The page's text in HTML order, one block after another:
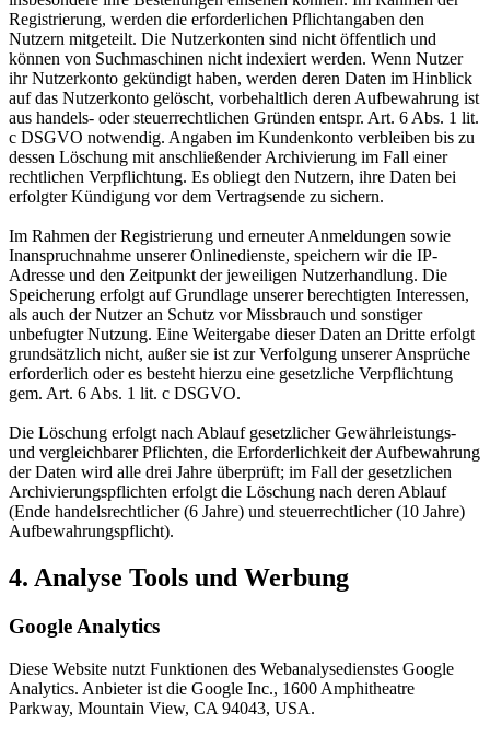
Registrierung, werden die erforderlichen Pflichtangaben den
Nutzern mitgeteilt. Die Nutzerkonten sind nicht öffentlich und
können von Suchmaschinen nicht indexiert werden. Wenn Nutzer
ihr Nutzerkonto gekündigt haben, werden deren Daten im Hinblick
auf das Nutzerkonto gelöscht, vorbehaltlich deren Aufbewahrung ist
aus handels- oder steuerrechtlichen Gründen entspr. Art. 6 Abs. 1 lit.
c DSGVO notwendig. Angaben im Kundenkonto verbleiben bis zu
dessen Löschung mit anschließender Archivierung im Fall einer
rechtlichen Verpflichtung. Es obliegt den Nutzern, ihre Daten bei
erfolgter Kündigung vor dem Vertragsende zu sichern.
Im Rahmen der Registrierung und erneuter Anmeldungen sowie
Inanspruchnahme unserer Onlinedienste, speichern wir die IP-
Adresse und den Zeitpunkt der jeweiligen Nutzerhandlung. Die
Speicherung erfolgt auf Grundlage unserer berechtigten Interessen,
als auch der Nutzer an Schutz vor Missbrauch und sonstiger
unbefugter Nutzung. Eine Weitergabe dieser Daten an Dritte erfolgt
grundsätzlich nicht, außer sie ist zur Verfolgung unserer Ansprüche
erforderlich oder es besteht hierzu eine gesetzliche Verpflichtung
gem. Art. 6 Abs. 1 lit. c DSGVO.
Die Löschung erfolgt nach Ablauf gesetzlicher Gewährleistungs-
und vergleichbarer Pflichten, die Erforderlichkeit der Aufbewahrung
der Daten wird alle drei Jahre überprüft; im Fall der gesetzlichen
Archivierungspflichten erfolgt die Löschung nach deren Ablauf
(Ende handelsrechtlicher (6 Jahre) und steuerrechtlicher (10 Jahre)
Aufbewahrungspflicht).
4. Analyse Tools und Werbung
Google Analytics
Diese Website nutzt Funktionen des Webanalysedienstes Google
Analytics. Anbieter ist die Google Inc., 1600 Amphitheatre
Parkway, Mountain View, CA 94043, USA.